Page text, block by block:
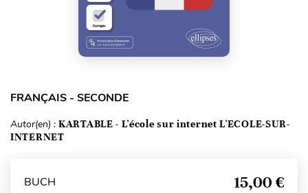
FRANÇAIS - SECONDE
Autor(en) : KARTABLE - L'école sur internet L'ECOLE-SUR-
INTERNET
BUCH 15,00 €